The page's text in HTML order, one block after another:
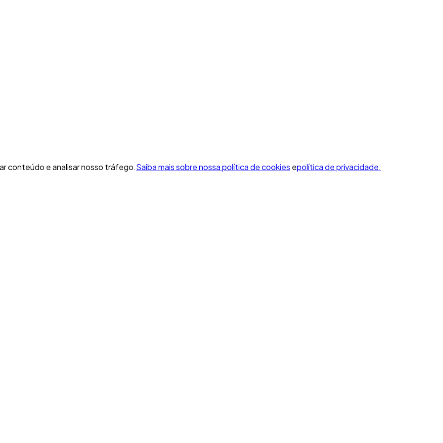
conteúdo e analisar nosso tráfego.Saiba mais sobre nossa política de cookies epolítica de privacidade.